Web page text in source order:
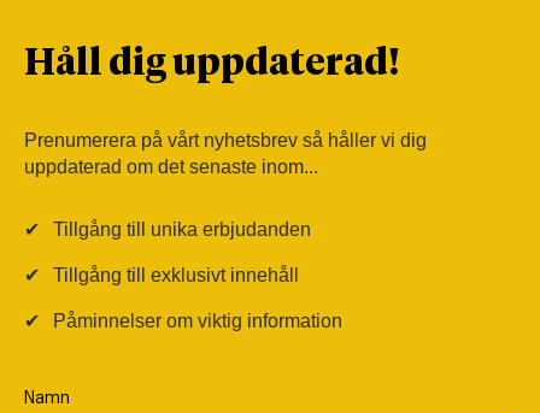
Håll dig uppdaterad!
Prenumerera på vårt nyhetsbrev så håller vi dig
uppdaterad om det senaste inom...
✔ Tillgång till unika erbjudanden
✔ Tillgång till exklusivt innehåll
✔ Påminnelser om viktig information
Namn